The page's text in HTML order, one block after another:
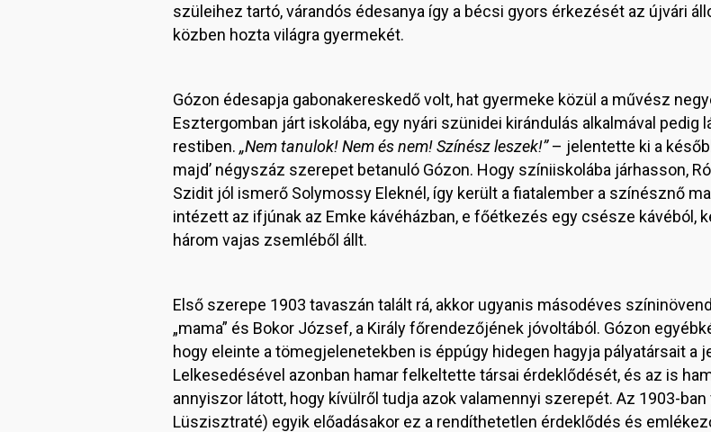
szüleihez tartó, várandós édesanya így a bécsi gyors érkezését az újvári
közben hozta világra gyermekét.
Gózon édesapja gabonakereskedő volt, hat gyermeke közül a művész
Esztergomban járt iskolába, egy nyári szünidei kirándulás alkalmával
restiben. „Nem tanulok! Nem és nem! Színész leszek!”– jelentette ki a
majd’ négyszáz szerepet betanuló Gózon. Hogy színiiskolába járhasson,
Szidit jól ismerő Solymossy Eleknél, így került a fiatalember a színésznő
intézett az ifjúnak az Emke kávéházban, e főétkezés egy csésze kávéból,
három vajas zsemléből állt.
Első szerepe 1903 tavaszán talált rá, akkor ugyanis másodéves
„mama” és Bokor József, a Király főrendezőjének jóvoltából. Gózon
hogy eleinte a tömegjelenetekben is éppúgy hidegen hagyja pályatársait a
Lelkesedésével azonban hamar felkeltette társai érdeklődését, és az is
annyiszor látott, hogy kívülről tudja azok valamennyi szerepét. Az 1903-
Lüszisztraté) egyik előadásakor ez a rendíthetetlen érdeklődés és